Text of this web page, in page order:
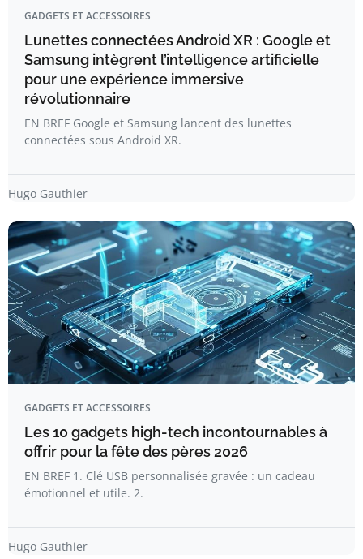
GADGETS ET ACCESSOIRES
Lunettes connectées Android XR : Google et
Samsung intègrent l’intelligence artificielle
pour une expérience immersive
révolutionnaire
EN BREF Google et Samsung lancent des lunettes
connectées sous Android XR.
Hugo Gauthier
GADGETS ET ACCESSOIRES
Les 10 gadgets high-tech incontournables à
offrir pour la fête des pères 2026
EN BREF 1. Clé USB personnalisée gravée : un cadeau
émotionnel et utile. 2.
Hugo Gauthier